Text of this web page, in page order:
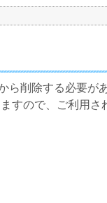
削除する必要が
すので、ご利用さ